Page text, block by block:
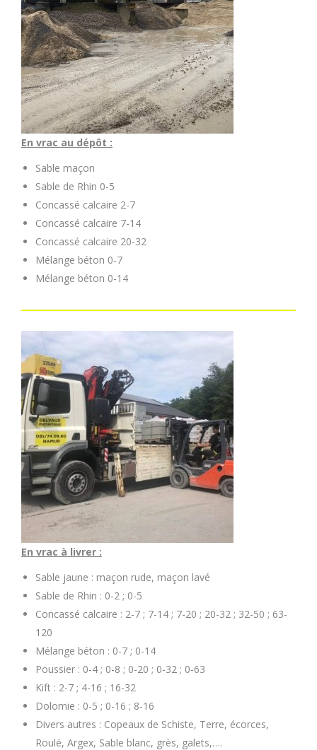
En vrac au dépôt :
Sable maçon
Sable de Rhin 0-5
Concassé calcaire 2-7
Concassé calcaire 7-14
Concassé calcaire 20-32
Mélange béton 0-7
Mélange béton 0-14
En vrac à livrer :
Sable jaune : maçon rude, maçon lavé
Sable de Rhin : 0-2 ; 0-5
Concassé calcaire : 2-7 ; 7-14 ; 7-20 ; 20-32 ; 32-50 ; 63-
120
Mélange béton : 0-7 ; 0-14
Poussier : 0-4 ; 0-8 ; 0-20 ; 0-32 ; 0-63
Kift : 2-7 ; 4-16 ; 16-32
Dolomie : 0-5 ; 0-16 ; 8-16
Divers autres : Copeaux de Schiste, Terre, écorces,
Roulé, Argex, Sable blanc, grès, galets,….